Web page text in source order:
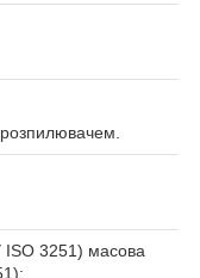
ISO 3251) масова